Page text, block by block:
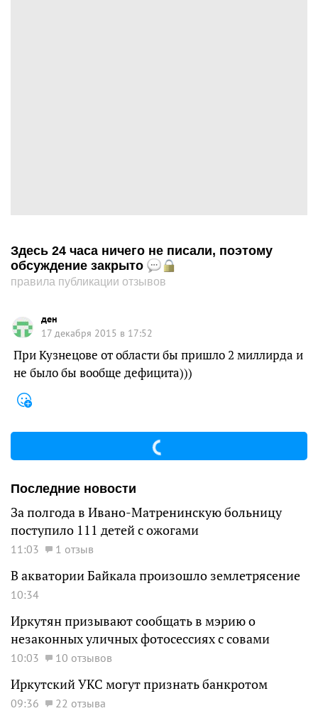
Здесь 24 часа ничего не писали, поэтому
обсуждение закрыто
правила публикации отзывов
ден
17 декабря 2015 в 17:52
При Кузнецове от области бы пришло 2 миллирда и
не было бы вообще дефицита)))
Последние новости
За полгода в Ивано-Матренинскую больницу
поступило 111 детей с ожогами
11:03 1 отзыв
В акватории Байкала произошло землетрясение
10:34
Иркутян призывают сообщать в мэрию о
незаконных уличных фотосессиях с совами
10:03 10 отзывов
Иркутский УКС могут признать банкротом
09:36
22 отзыва